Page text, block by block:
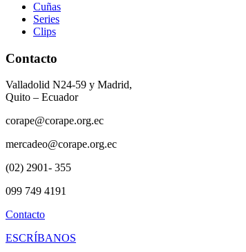
Cuñas
Series
Clips
Contacto
Valladolid N24-59 y Madrid,
Quito – Ecuador
corape@corape.org.ec
mercadeo@corape.org.ec
(02) 2901- 355
099 749 4191
Contacto
ESCRÍBANOS